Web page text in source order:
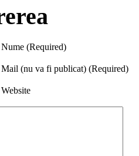
Nume (Required)
Mail (nu va fi publicat) (Required)
Website